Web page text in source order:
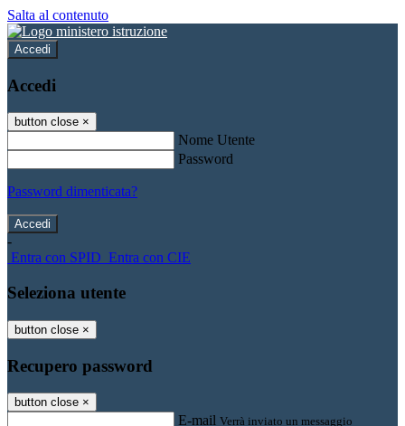
Salta al contenuto
Accedi
Accedi
button close ×
Nome Utente
Password
Password dimenticata?
-
Entra con SPID Entra con CIE
Seleziona utente
button close ×
Recupero password
button close ×
E-mail Verrà inviato un messaggio